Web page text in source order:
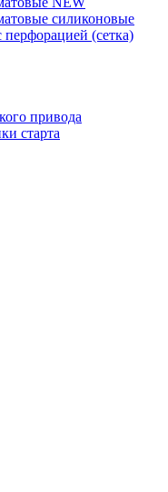
силиконовые
(сетка)
привода
старта